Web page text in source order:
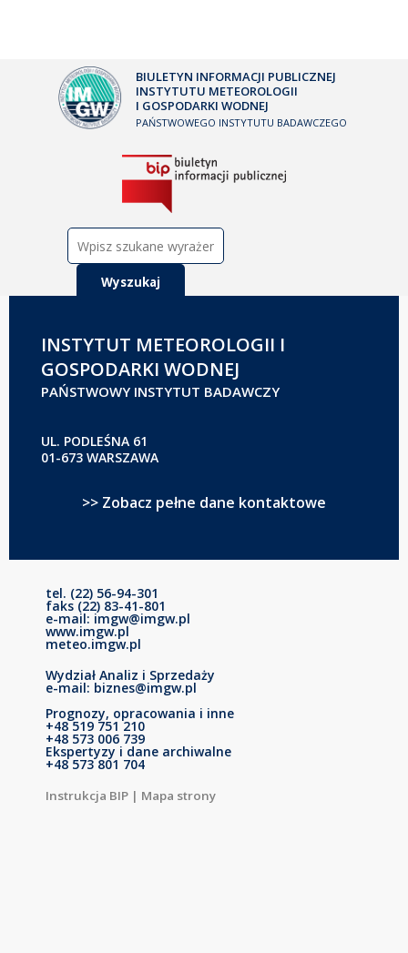
BIULETYN INFORMACJI PUBLICZNEJ
INSTYTUTU METEOROLOGII
I GOSPODARKI WODNEJ
PAŃSTWOWEGO INSTYTUTU BADAWCZEGO
INSTYTUT METEOROLOGII I
GOSPODARKI WODNEJ
PAŃSTWOWY INSTYTUT BADAWCZY
UL. PODLEŚNA 61
01-673 WARSZAWA
>> Zobacz pełne dane kontaktowe
tel. (22) 56-94-301
faks (22) 83-41-801
e-mail: imgw@imgw.pl
www.imgw.pl
meteo.imgw.pl
Wydział Analiz i Sprzedaży
e-mail: biznes@imgw.pl
Prognozy, opracowania i inne
+48 519 751 210
+48 573 006 739
Ekspertyzy i dane archiwalne
+48 573 801 704
Instrukcja BIP | Mapa strony